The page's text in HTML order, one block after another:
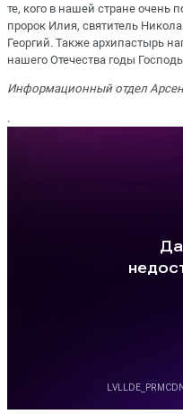
те, кого в нашей стране очень
пророк Илия, святитель
Георгий. Также архипастырь
нашего Отечества годы
Информационный отдел
.